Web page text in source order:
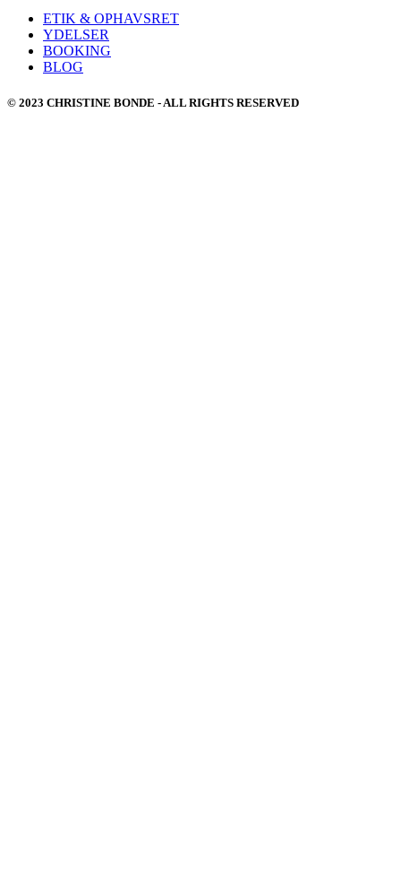
ETIK & OPHAVSRET
YDELSER
BOOKING
BLOG
© 2023 CHRISTINE BONDE - ALL RIGHTS RESERVED